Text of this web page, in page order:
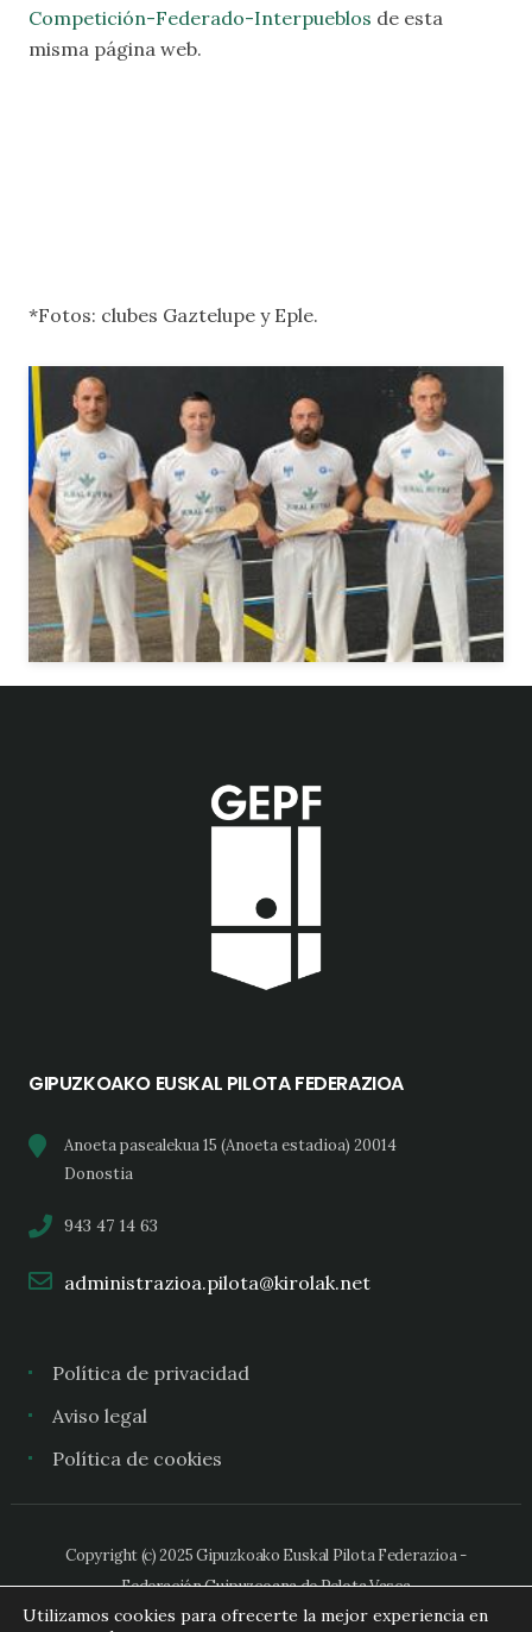
Competición-Federado-Interpueblos de esta
misma página web.
*Fotos: clubes Gaztelupe y Eple.
GIPUZKOAKO EUSKAL PILOTA FEDERAZIOA
Anoeta pasealekua 15 (Anoeta estadioa) 20014
Donostia
943 47 14 63
administrazioa.pilota@kirolak.net
Política de privacidad
Aviso legal
Política de cookies
Copyright (c) 2025 Gipuzkoako Euskal Pilota Federazioa -
Federación Guipuzcoana de Pelota Vasca
Utilizamos cookies para ofrecerte la mejor experiencia en